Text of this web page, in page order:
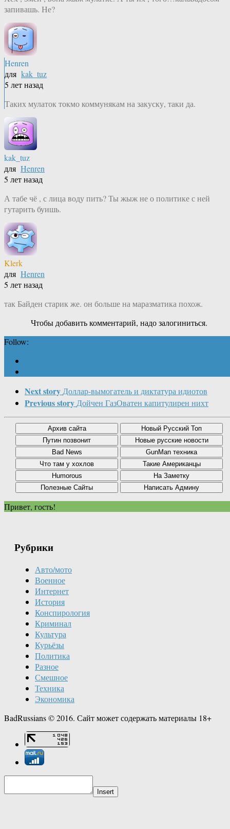
запивашь. Не?
Henren
для kak_tuz
5 лет назад
Таких мулаток токмо коммунякам на закуску, таки да.
kak_tuz
для Henren
5 лет назад
А табе чё , с лица воду пить? Ты жыж не о политике с ней
гутарить буишь.
Klerk
для Henren
5 лет назад
так Байден старик же. он больше на маразматика похож.
Чтобы добавить комментарий, надо залогиниться.
Follow:
Next storyДоллар-вымогатель и диктатура идиотов
Previous storyДойчен ГазОватен капитулирен нихт
Привет, гость!
Рубрики
Авто/мото
Военное
Интернет
История
Конспирология
Криминал
Культура
Курьёзы
Политика
Разное
Смешное
Техника
Экономика
BadRussians © 2016. Сайт может содержать материалы 18+
Insert